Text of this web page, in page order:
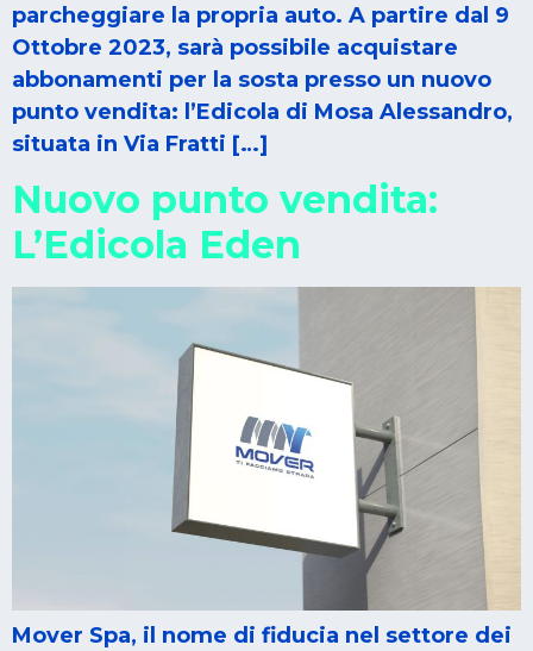
parcheggiare la propria auto. A partire dal 9
Ottobre 2023, sarà possibile acquistare
abbonamenti per la sosta presso un nuovo
punto vendita: l’Edicola di Mosa Alessandro,
situata in Via Fratti […]
Nuovo punto vendita:
L’Edicola Eden
Mover Spa, il nome di fiducia nel settore dei